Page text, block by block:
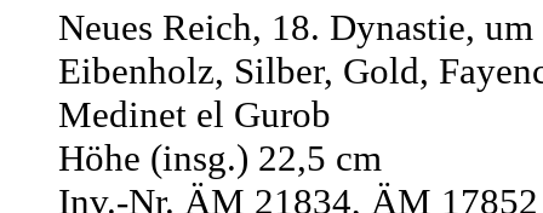
Neues Reich, 18. Dynastie,
Eibenholz, Silber, Gold,
Medinet el Gurob
Höhe (insg.) 22,5 cm
Inv.-Nr. ÄM 21834, ÄM 17852